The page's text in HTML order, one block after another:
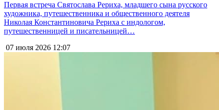
Первая встреча Святослава Рериха, младшего сына русского
художника, путешественника и общественного деятеля
Николая Константиновича Рериха с индологом,
путешественницей и писательницей…
07 июля 2026 12:07